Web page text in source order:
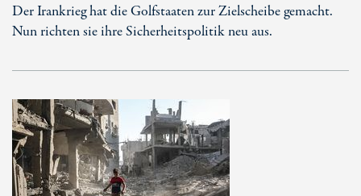
Der Irankrieg hat die Golfstaaten zur Zielscheibe gemacht.
Nun richten sie ihre Sicherheitspolitik neu aus.